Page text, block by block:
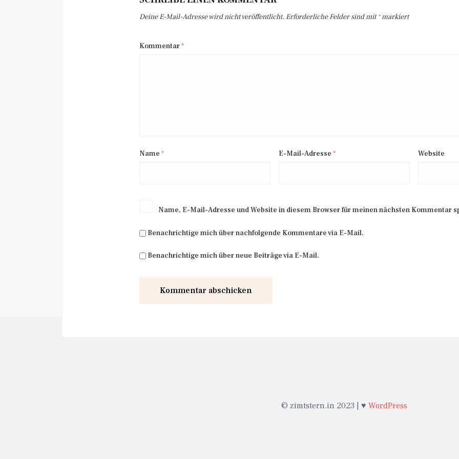
Deine E-Mail-Adresse wird nicht veröffentlicht. Erforderliche Felder sind mit*markiert
Kommentar*
Name * E-Mail-Adresse * Website
Name, E-Mail-Adresse und Website in diesem Browser für meinen nächsten Kommentar
Benachrichtige mich über nachfolgende Kommentare via E-Mail.
Benachrichtige mich über neue Beiträge via E-Mail.
© zimtstern.in 2023 | ♥ WordPress